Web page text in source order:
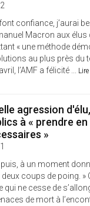
confiance, j’aurai
Macron aux élus
« une méthode
au plus près du
l’AMF a félicité ...
agression
à « prendre
»
puis, à un moment
deux coups de poing. »
qui ne cesse de
de mort à